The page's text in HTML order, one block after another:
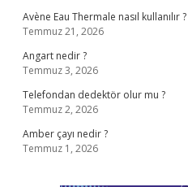
Avène Eau Thermale nasıl kullanılır ?
Temmuz 21, 2026
Angart nedir ?
Temmuz 3, 2026
Telefondan dedektör olur mu ?
Temmuz 2, 2026
Amber çayı nedir ?
Temmuz 1, 2026